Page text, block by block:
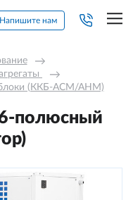
Напишите нам
→
→
блоки (ККБ-АСМ/АНМ)
полюсный